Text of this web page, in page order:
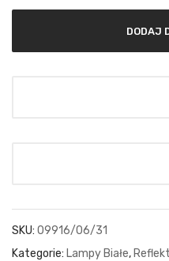
DODAJ
SKU: 09916/06/31
Kategorie: Lampy Białe,